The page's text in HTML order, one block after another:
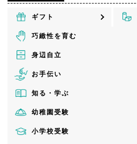
ギフト
巧緻性を育む
身辺自立
お手伝い
知る・学ぶ
幼稚園受験
小学校受験